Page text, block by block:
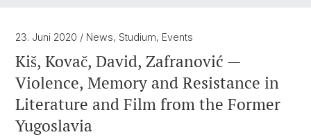
23. Juni 2020 / News, Studium, Events
Kiš, Kovač, David, Zafranović —
Violence, Memory and Resistance in
Literature and Film from the Former
Yugoslavia